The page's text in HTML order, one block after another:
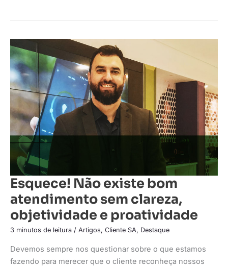
Esquece! Não existe bom
atendimento sem clareza,
objetividade e proatividade
3 minutos de leitura / Artigos, Cliente SA, Destaque
Devemos sempre nos questionar sobre o que estamos
fazendo para merecer que o cliente reconheça nossos
Esquece!
Não
existe
bom
atendimento
sem
clareza,
objetividade
e
proatividade